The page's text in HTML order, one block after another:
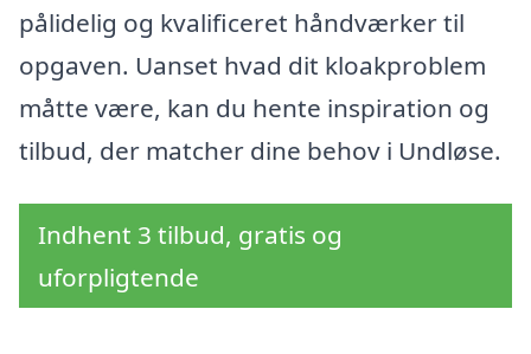
pålidelig og kvalificeret håndværker til
opgaven. Uanset hvad dit kloakproblem
måtte være, kan du hente inspiration og
tilbud, der matcher dine behov i Undløse.
Indhent 3 tilbud, gratis og
uforpligtende